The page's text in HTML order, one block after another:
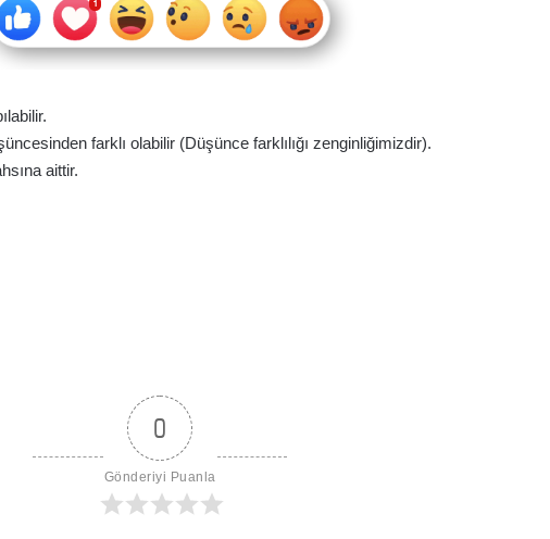
farklı olabilir (Düşünce farklılığı zenginliğimizdir).
aittir.
0
Gönderiyi Puanla